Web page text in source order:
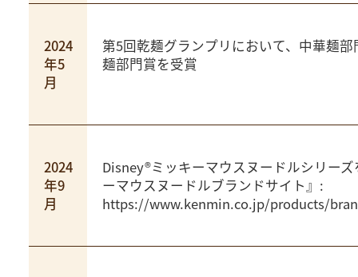
2024
年5
月
第5回乾麺グランプリにおいて、中華麺
麺部門賞を受賞
2024
年9
月
Disney®︎ミッキーマウスヌードルシリー
ーマウスヌードルブランドサイト』:
https://www.kenmin.co.jp/products/